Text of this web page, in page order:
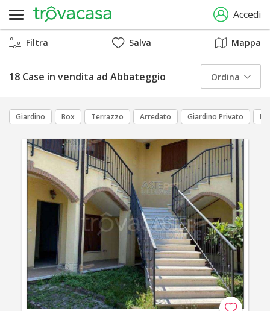
Accedi
Filtra Salva Mappa
18 Case in vendita ad Abbateggio Ordina
Giardino Box Terrazzo Arredato Giardino Privato